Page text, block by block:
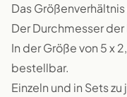
Das
Der Durchmesser
In der Größe von 5 x
bestellbar.
Einzeln und in Sets